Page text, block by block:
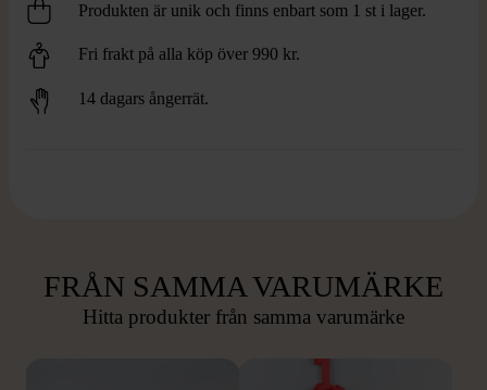
Produkten är unik och finns enbart som 1 st i lager.
Fri frakt på alla köp över 990 kr.
14 dagars ångerrät.
FRÅN SAMMA VARUMÄRKE
Hitta produkter från samma varumärke